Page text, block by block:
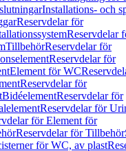
Installations- och
Reservdelar för
Reservdelar
TillbehörReservdelar för
Reservdelar för
Element för WC
Reservdelar för
BidéelementReservdelar för
Reservdelar för
för Element för
Reservdelar för Tillbehör
för WC, av plast